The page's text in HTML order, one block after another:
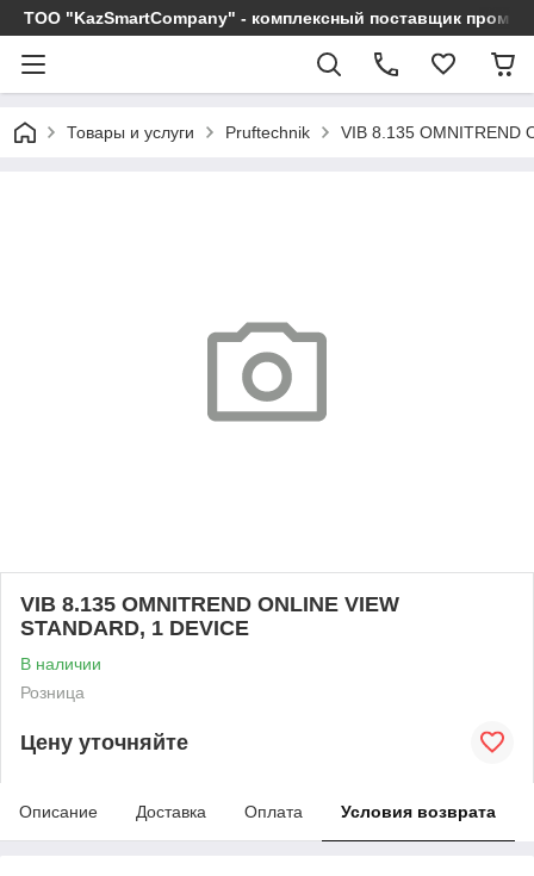
ТОО "KazSmartCompany" - комплексный поставщик
Товары и услуги Pruftechnik VIB 8.135 OMNITREND
VIB 8.135 OMNITREND ONLINE VIEW
STANDARD, 1 DEVICE
В наличии
Розница
Цену уточняйте
Описание Доставка Оплата Условия возврата